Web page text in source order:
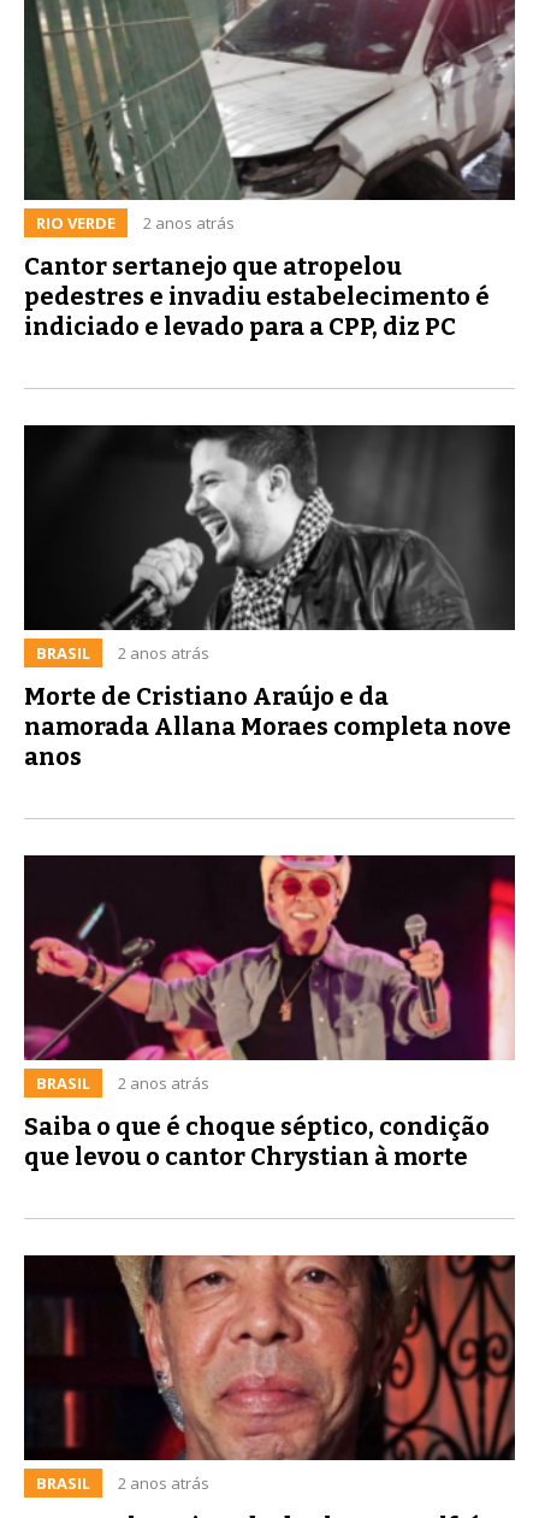
RIO VERDE 2 anos atrás
Cantor sertanejo que atropelou
pedestres e invadiu estabelecimento é
indiciado e levado para a CPP, diz PC
BRASIL 2 anos atrás
Morte de Cristiano Araújo e da
namorada Allana Moraes completa nove
anos
BRASIL 2 anos atrás
Saiba o que é choque séptico, condição
que levou o cantor Chrystian à morte
BRASIL 2 anos atrás